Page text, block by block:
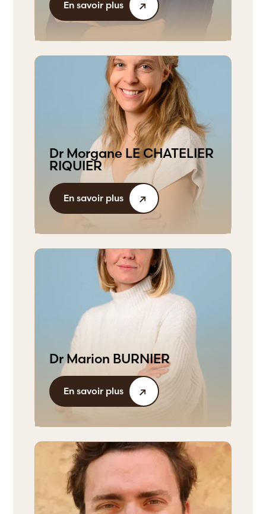
En savoir plus
Dr Morgane LE CHATELIER
RIQUIER
En savoir plus
Dr Marion BURNIER
En savoir plus